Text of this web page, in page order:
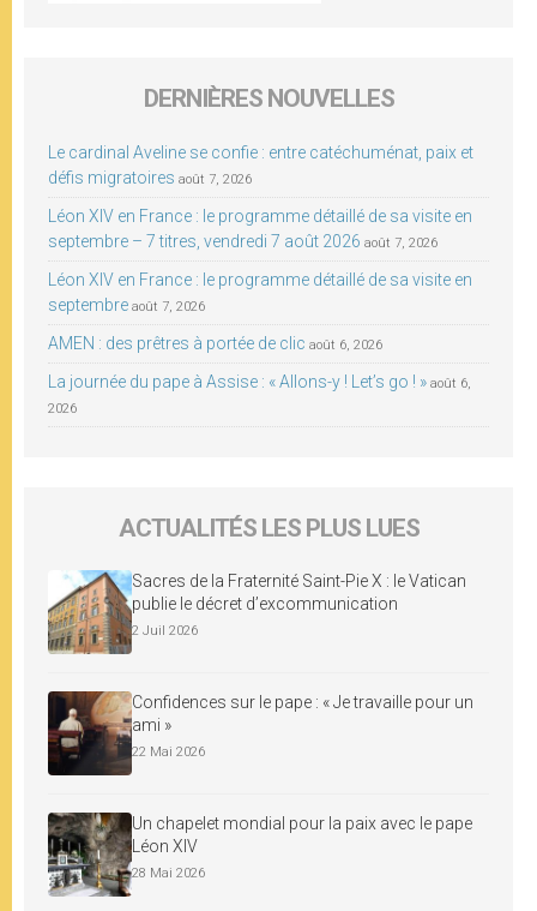
DERNIÈRES NOUVELLES
Le cardinal Aveline se confie : entre catéchuménat, paix et
défis migratoires août 7, 2026
Léon XIV en France : le programme détaillé de sa visite en
septembre – 7 titres, vendredi 7 août 2026 août 7, 2026
Léon XIV en France : le programme détaillé de sa visite en
septembre août 7, 2026
AMEN : des prêtres à portée de clic août 6, 2026
La journée du pape à Assise : « Allons-y ! Let’s go ! » août 6,
2026
ACTUALITÉS LES PLUS LUES
Sacres de la Fraternité Saint-Pie X : le Vatican
publie le décret d’excommunication
2 Juil 2026
Confidences sur le pape : « Je travaille pour un
ami »
22 Mai 2026
Un chapelet mondial pour la paix avec le pape
Léon XIV
28 Mai 2026